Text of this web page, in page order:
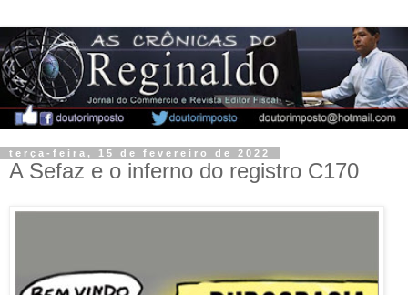
terça-feira, 15 de fevereiro de 2022
A Sefaz e o inferno do registro C170